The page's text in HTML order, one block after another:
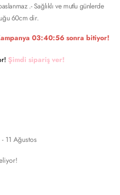
.- Sağlıklı ve mutlu günlerde
60cm dir.
03:40:55 sonra bitiyor!
Şimdi sipariş ver!
11 Ağustos